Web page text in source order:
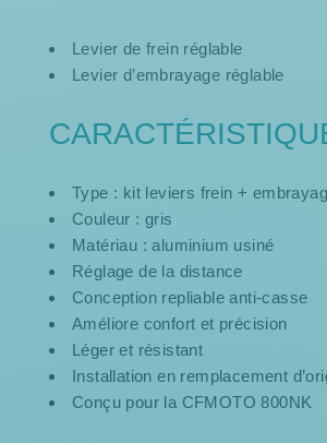
Levier de frein réglable
Levier d’embrayage réglable
Type : kit leviers frein +
Couleur : gris
Matériau : aluminium usiné
Réglage de la distance
Conception repliable anti-casse
Améliore confort et précision
Léger et résistant
Installation en remplacement
Conçu pour la CFMOTO 800NK